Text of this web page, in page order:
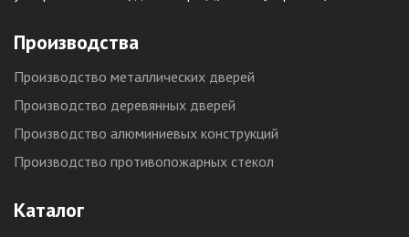
Производства
Производство металлических дверей
Производство деревянных дверей
Производство алюминиевых конструкций
Производство противопожарных стекол
Каталог